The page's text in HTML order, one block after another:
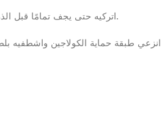
اتركيه حتى يجف تمامًا قبل .
انزعي طبقة حماية الكولاجين واشطفيه